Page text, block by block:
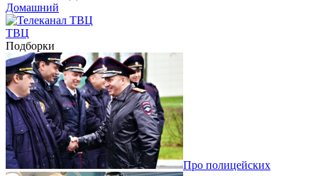
Домашний
ТВЦ
Подборки
Про полицейских